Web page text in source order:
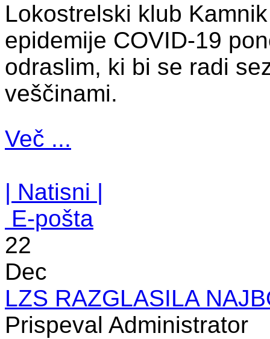
Lokostrelski klub
epidemije COVID-19
odraslim, ki bi se radi
veščinami.
Več ...
| Natisni |
E-pošta
22
Dec
LZS RAZGLASILA
Prispeval Administrator